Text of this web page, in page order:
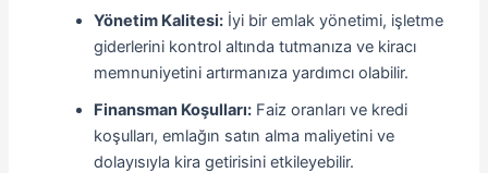
Yönetim Kalitesi: İyi bir emlak yönetimi, işletme
giderlerini kontrol altında tutmanıza ve kiracı
memnuniyetini artırmanıza yardımcı olabilir.
Finansman Koşulları: Faiz oranları ve kredi
koşulları, emlağın satın alma maliyetini ve
dolayısıyla kira getirisini etkileyebilir.